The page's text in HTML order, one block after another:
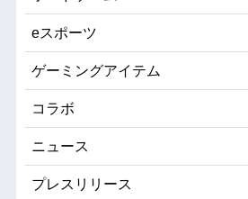
eスポーツ
ゲーミングアイテム
コラボ
ニュース
プレスリリース